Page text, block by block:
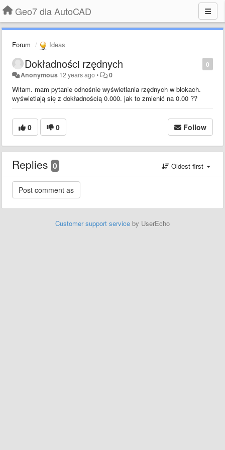
Geo7 dla AutoCAD
Forum Ideas
0
Dokładności rzędnych
Anonymous 12 years ago• 0
Witam. mam pytanie odnośnie wyświetlania rzędnych w blokach.
wyświetlają się z dokładnością 0.000. jak to zmienić na 0.00 ??
0 0 Follow
Replies 0 Oldest first
Customer support service by UserEcho